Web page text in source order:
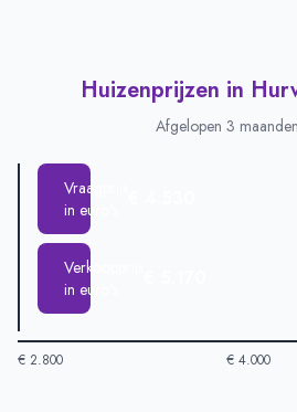
Huizenprijzen in
Afgelopen 3
Vraagprijs
in euro's
Verkoopprijs
in euro's
€ 2.800 € 4.000